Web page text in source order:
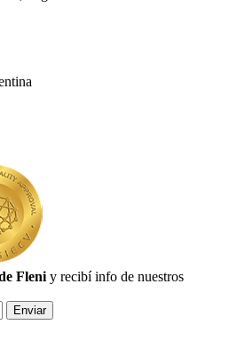
Fleni y recibí info de nuestros